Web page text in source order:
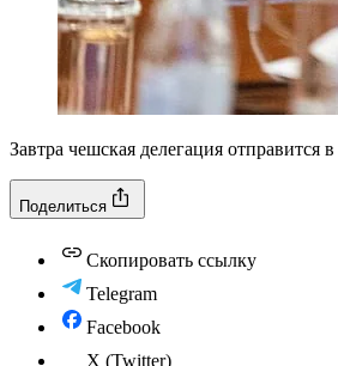
Завтра чешская делегация отправится
Поделиться
Скопировать ссылку
Telegram
Facebook
X (Twitter)